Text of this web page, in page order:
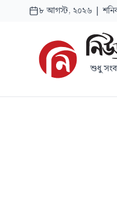
৮ আগস্ট, ২০২৬ |
শুধু